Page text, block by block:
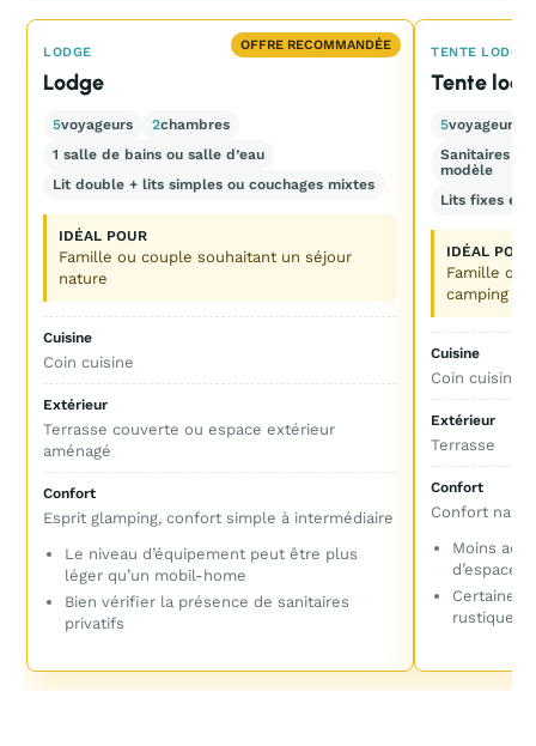
OFFRE RECOMMANDÉE
LODGE
Lodge
5voyageurs 2chambres
1 salle de bains ou salle d’eau
Lit double + lits simples ou couchages mixtes
IDÉAL POUR
Famille ou couple souhaitant un séjour
nature
Cuisine
Coin cuisine
Extérieur
Terrasse couverte ou espace extérieur
aménagé
Confort
Esprit glamping, confort simple à intermédiaire
Le niveau d’équipement peut être plus
léger qu’un mobil-home
Bien vérifier la présence de sanitaires
privatifs
TENTE LODGE
Tente
5voyageurs
Sanitaires
modèle
Lits fixes et/
IDÉAL POUR
Famille qui
camping
Cuisine
Coin cuisine
Extérieur
Terrasse
Confort
Confort
Moins
d’espace
Certaines
rustiques